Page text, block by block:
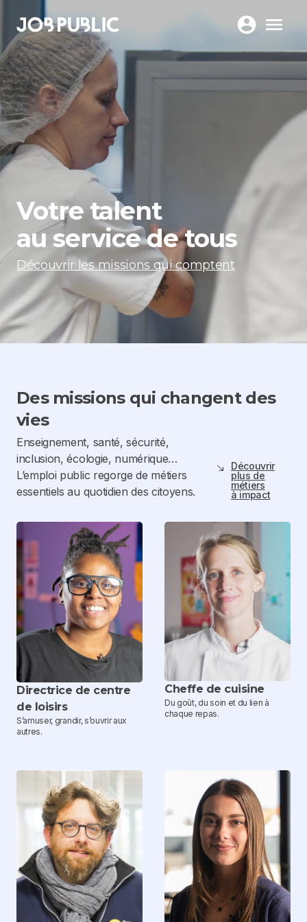
Votre talent
au service de tous
Découvrir les missions qui comptent
Des missions qui changent des
vies
Enseignement, santé, sécurité,
inclusion, écologie, numérique…
L’emploi public regorge de métiers
essentiels au quotidien des citoyens.
south_east
Découvrir
plus de
métiers
à impact
Directrice de centre
de loisirs
S’amuser, grandir, s’ouvrir aux
autres.
Cheffe de cuisine
Du goût, du soin et du lien à
chaque repas.